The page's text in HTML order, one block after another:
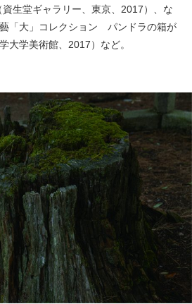
生堂ギャラリー、東京、2017）、な
「大」コレクション パンドラの箱が
大学美術館、2017）など。